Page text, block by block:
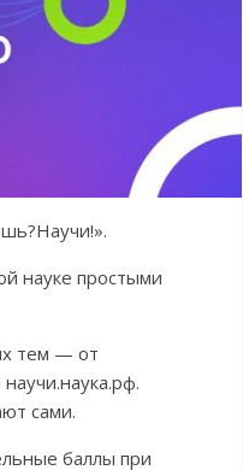
науке простыми
тем — от
сами.
баллы при